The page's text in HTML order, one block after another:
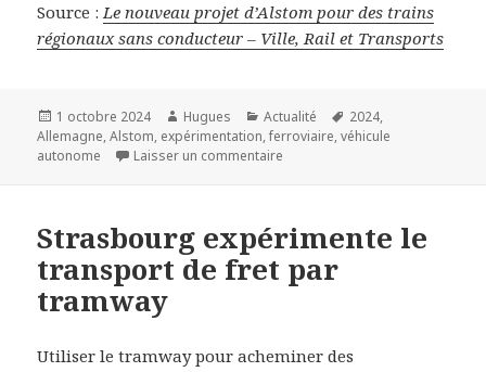
Source :Le nouveau projet d’Alstom pour des trains
régionaux sans conducteur – Ville, Rail et Transports
Publié
le
1 octobre 2024 Auteur
Hugues Catégories
Actualité
Mots-
clés
2024,
Allemagne,Alstom, expérimentation,ferroviaire,véhicule
autonome
Laisser un commentaire
Strasbourg expérimente le
transport de fret par
tramway
Utiliser le tramway pour acheminer des